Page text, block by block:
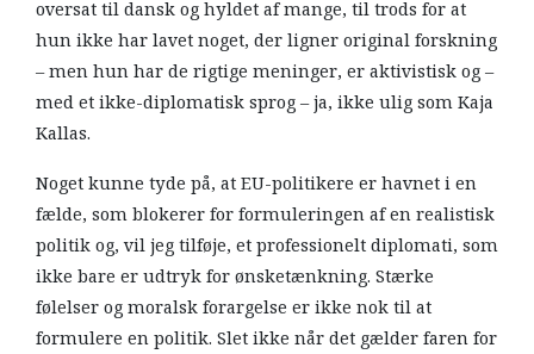
oversat til dansk og hyldet af mange, til trods for at
hun ikke har lavet noget, der ligner original forskning
– men hun har de rigtige meninger, er aktivistisk og –
med et ikke-diplomatisk sprog – ja, ikke ulig som Kaja
Kallas.
Noget kunne tyde på, at EU-politikere er havnet i en
fælde, som blokerer for formuleringen af en realistisk
politik og, vil jeg tilføje, et professionelt diplomati, som
ikke bare er udtryk for ønsketænkning. Stærke
følelser og moralsk forargelse er ikke nok til at
formulere en politik. Slet ikke når det gælder faren for